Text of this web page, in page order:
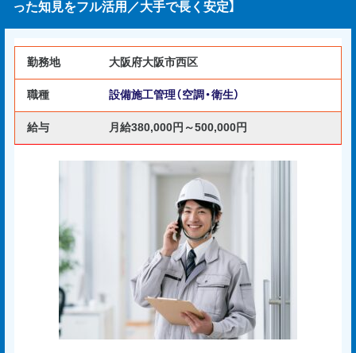
った知見をフル活用／大手で長く安定】
勤務地 大阪府大阪市西区
職種 設備施工管理（空調・衛生）
給与 月給380,000円～500,000円